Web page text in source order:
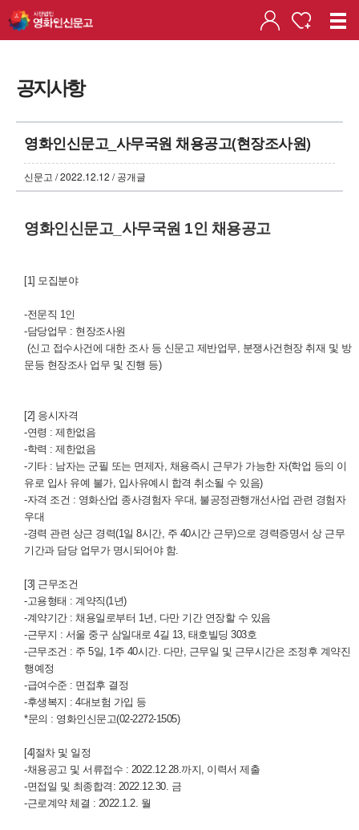
공지사항
영화인신문고_사무국원 채용공고(현장조사원)
신문고 / 2022.12.12 / 공개글
영화인신문고_사무국원 1인 채용공고
[1] 모집분야
-전문직 1인
-담당업무 : 현장조사원
(신고 접수사건에 대한 조사 등 신문고 제반업무, 분쟁사건현장 취재 및 방
문등 현장조사 업무 및 진행 등)
[2] 응시자격
-연령 : 제한없음
-학력 : 제한없음
-기타 : 남자는 군필 또는 면제자, 채용즉시 근무가 가능한 자(학업 등의 이
유로 입사 유예 불가, 입사유예시 합격 취소될 수 있음)
-자격 조건 : 영화산업 종사경험자 우대, 불공정관행개선사업 관련 경험자
우대
-경력 관련 상근 경력(1일 8시간, 주 40시간 근무)으로 경력증명서 상 근무
기간과 담당 업무가 명시되어야 함.
[3] 근무조건
-고용형태 : 계약직(1년)
-계약기간 : 채용일로부터 1년, 다만 기간 연장할 수 있음
-근무지 : 서울 중구 삼일대로 4길 13, 태호빌딩 303호
-근무조건 : 주 5일, 1주 40시간. 다만, 근무일 및 근무시간은 조정후 계약진
행예정
-급여수준 : 면접후 결정
-후생복지 : 4대보험 가입 등
*문의 : 영화인신문고(02-2272-1505)
[4]절차 및 일정
-채용공고 및 서류접수 : 2022.12.28.까지, 이력서 제출
-면접일 및 최종합격: 2022.12.30. 금
-근로계약 체결 : 2022.1.2. 월